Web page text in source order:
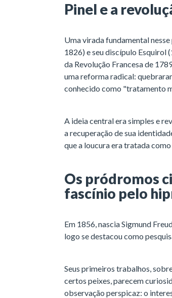
Pinel e a
Uma virada fundamental
1826) e seu discípulo Esquirol
da Revolução Francesa de
uma reforma radical:
conhecido como "tratamento
A ideia central era simples e
a recuperação de sua
que a loucura era tratada
Os pródromos
fascínio pelo
Em 1856, nascia Sigmund
logo se destacou como
Seus primeiros trabalhos,
certos peixes, parecem
observação perspicaz: o